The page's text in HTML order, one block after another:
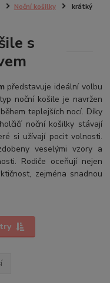
Noční košilky
krátký
s
představuje ideální volbu
noční košile je navržen
teplejších nocí. Díky
noční košilky stávají
si užívají pocit volnosti.
veselými vzory a
Rodiče oceňují nejen
zejména snadnou